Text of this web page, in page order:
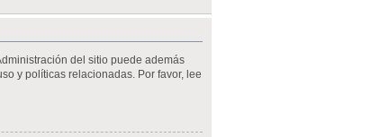
del sitio puede además
y políticas relacionadas. Por favor, lee